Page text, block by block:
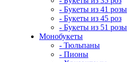
- Букеты из 41 розы
- Букеты из 45 роз
- Букеты из 51 розы
Монобукеты
- Тюльпаны
- Пионы